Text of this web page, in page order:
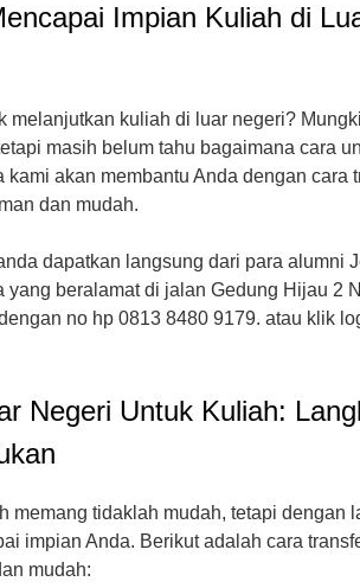
Impian Kuliah di
melanjutkan kuliah di luar negeri?
masih belum tahu bagaimana cara
akan membantu Anda dengan cara
dan mudah.
dapatkan langsung dari para alumni
yang beralamat di jalan Gedung Hijau 2
no hp 0813 8480 9179. atau klik
Negeri Untuk Kuliah:
memang tidaklah mudah, tetapi dengan
impian Anda. Berikut adalah cara
mudah:
Study dan
Pendaftaran & Informasi Hub: